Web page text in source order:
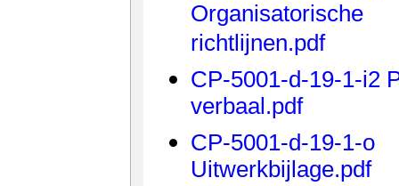
Organisatorische
richtlijnen.pdf
CP-5001-d-19-1-i2
verbaal.pdf
CP-5001-d-19-1-o
Uitwerkbijlage.pdf